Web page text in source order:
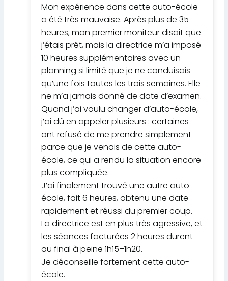
Mon expérience dans cette auto-école
a été très mauvaise. Après plus de 35
heures, mon premier moniteur disait que
j’étais prêt, mais la directrice m’a imposé
10 heures supplémentaires avec un
planning si limité que je ne conduisais
qu’une fois toutes les trois semaines. Elle
ne m’a jamais donné de date d’examen.
Quand j’ai voulu changer d’auto-école,
j’ai dû en appeler plusieurs : certaines
ont refusé de me prendre simplement
parce que je venais de cette auto-
école, ce qui a rendu la situation encore
plus compliquée.
J’ai finalement trouvé une autre auto-
école, fait 6 heures, obtenu une date
rapidement et réussi du premier coup.
La directrice est en plus très agressive, et
les séances facturées 2 heures durent
au final à peine 1h15–1h20.
Je déconseille fortement cette auto-
école.